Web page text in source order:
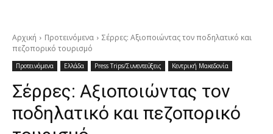
Αρχική Προτεινόμενα
Σέρρες: Αξιοποιώντας τον ποδηλατικό και
πεζοπορικό τουρισμό
Προτεινόμενα Ελλάδα Press Trips/Συνεντεύξεις Κεντρική Μακεδονία
Σέρρες: Αξιοποιώντας τον
ποδηλατικό και πεζοπορικό